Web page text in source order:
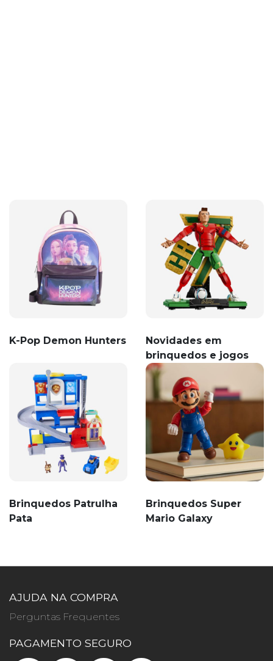
K-Pop Demon Hunters
Novidades em
brinquedos e jogos
Brinquedos Patrulha
Pata
Brinquedos Super
Mario Galaxy
AJUDA NA COMPRA
Perguntas Frequentes
PAGAMENTO SEGURO